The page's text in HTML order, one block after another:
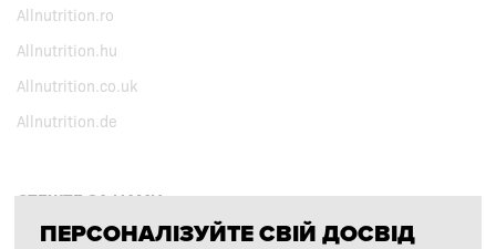
Allnutrition.ro
Allnutrition.hu
Allnutrition.co.uk
Allnutrition.de
СТЕЖТЕ ЗА НАМИ
ПЕРСОНАЛІЗУЙТЕ СВІЙ ДОСВІД